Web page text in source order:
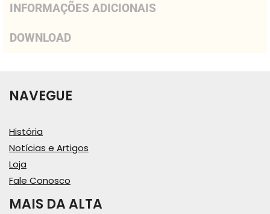
INFORMAÇÕES ADICIONAIS
DOWNLOAD
NAVEGUE
História
Notícias e Artigos
Loja
Fale Conosco
MAIS DA ALTA